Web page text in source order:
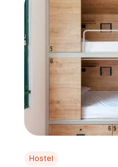
Hostel